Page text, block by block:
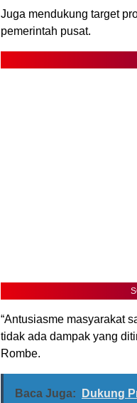
Juga mendukung target
pemerintah pusat.
“Antusiasme masyarakat
tidak ada dampak yang
Rombe.
Baca Juga:
Dukung